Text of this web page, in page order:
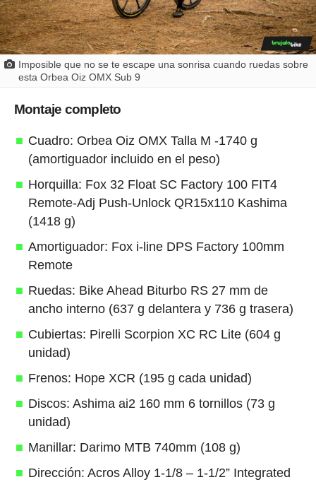
Imposible que no se te escape una sonrisa cuando ruedas sobre
esta Orbea Oiz OMX Sub 9
Montaje completo
Cuadro: Orbea Oiz OMX Talla M -1740 g
(amortiguador incluido en el peso)
Horquilla: Fox 32 Float SC Factory 100 FIT4
Remote-Adj Push-Unlock QR15x110 Kashima
(1418 g)
Amortiguador: Fox i-line DPS Factory 100mm
Remote
Ruedas: Bike Ahead Biturbo RS 27 mm de
ancho interno (637 g delantera y 736 g trasera)
Cubiertas: Pirelli Scorpion XC RC Lite (604 g
unidad)
Frenos: Hope XCR (195 g cada unidad)
Discos: Ashima ai2 160 mm 6 tornillos (73 g
unidad)
Manillar: Darimo MTB 740mm (108 g)
Dirección: Acros Alloy 1-1/8 – 1-1/2” Integrated